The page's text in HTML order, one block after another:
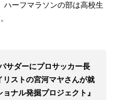
ハーフマラソンの部は高校生
サダーにプロサッカー長
リストの宮河マヤさんが就
ナル発掘プロジェクト』